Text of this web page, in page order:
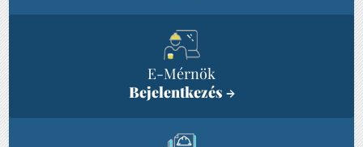
E-Mérnök
Bejelentkezés →